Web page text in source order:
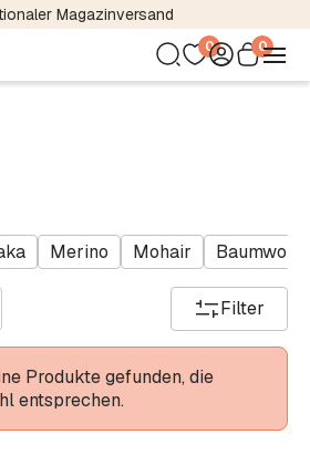
Magazinversand
0 0
Merino Mohair Baumwolle
Filter
Produkte gefunden, die
entsprechen.